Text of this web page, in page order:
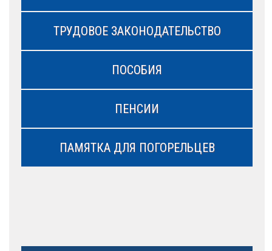
ТРУДОВОЕ ЗАКОНОДАТЕЛЬСТВО
ПОСОБИЯ
ПЕНСИИ
ПАМЯТКА ДЛЯ ПОГОРЕЛЬЦЕВ